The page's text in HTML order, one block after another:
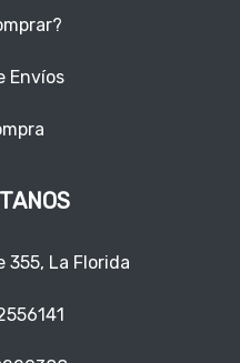
Envíos
355, La Florida